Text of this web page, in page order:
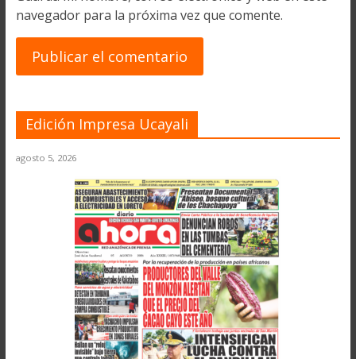
navegador para la próxima vez que comente.
Edición Impresa Ucayali
agosto 5, 2026